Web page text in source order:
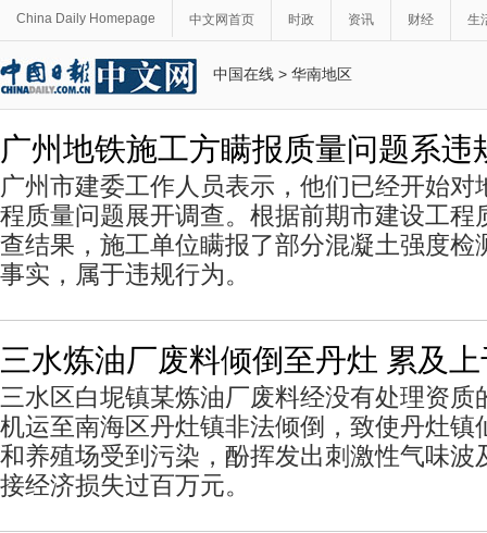
China Daily Homepage 中文网首页 时政 资讯 财经 生
中国在线 > 华南地区
广州地铁施工方瞒报质量问题系违
广州市建委工作人员表示，他们已经开始对
程质量问题展开调查。根据前期市建设工程
查结果，施工单位瞒报了部分混凝土强度检
事实，属于违规行为。
三水炼油厂废料倾倒至丹灶 累及
三水区白坭镇某炼油厂废料经没有处理资质
机运至南海区丹灶镇非法倾倒，致使丹灶镇
和养殖场受到污染，酚挥发出刺激性气味波
接经济损失过百万元。